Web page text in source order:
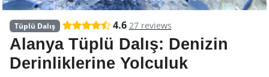
Tüplü Dalış 4.6 27 reviews
Alanya Tüplü Dalış: Denizin
Derinliklerine Yolculuk